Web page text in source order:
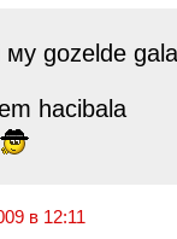
му gozelde
hacibala
в 12:11